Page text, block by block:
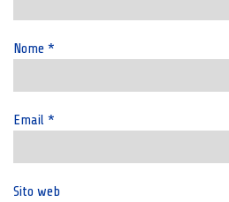
Nome *
Email *
Sito web